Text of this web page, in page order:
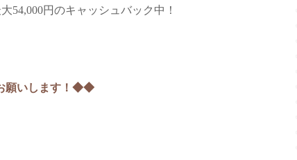
54,000円のキャッシュバック中！
願いします！◆◆